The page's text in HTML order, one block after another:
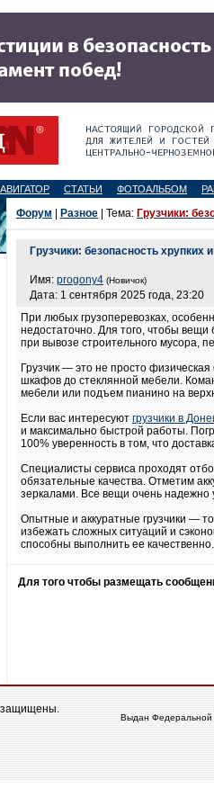
СТАТЬИ ФОТОАЛЬБОМ
Форум Разное | Тема: Грузчики:
Грузчики: безопасность хрупких
Имя: progony4 (Новичок)
Дата: 1 сентября 2025 года, 23:20
При любых грузоперевозках,
недостаточно. Для того, чтобы
при вывозе строительного мусора,
Грузчик — это не просто
шкафов до стеклянной мебели.
мебели или подъем пианино на
Если вас интересуют грузчики в
и максимально быстрой работы.
100% уверенность в том, что
Специалисты сервиса проходят
обязательные качества. Отметим
зеркалами. Все вещи очень надежно
Опытные и аккуратные грузчики —
избежать сложных ситуаций и
способны выполнить ее качественно.
Для того чтобы размещать
защищены.
Выдан Федеральной